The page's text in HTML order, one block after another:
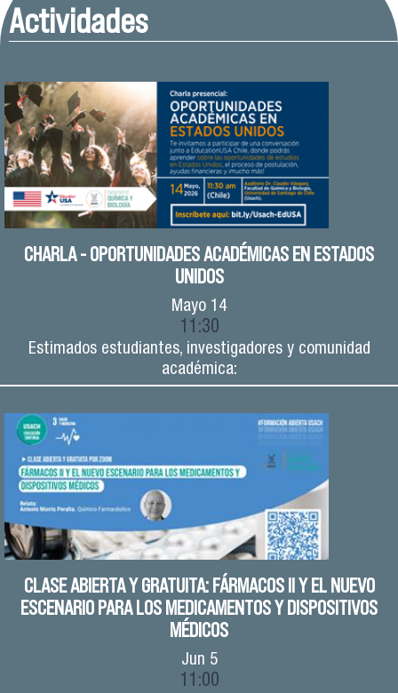
Actividades
CHARLA - OPORTUNIDADES ACADÉMICAS EN ESTADOS
UNIDOS
Mayo 14
11:30
Estimados estudiantes, investigadores y comunidad
académica:
CLASE ABIERTA Y GRATUITA: FÁRMACOS II Y EL NUEVO
ESCENARIO PARA LOS MEDICAMENTOS Y DISPOSITIVOS
MÉDICOS
Jun 5
11:00